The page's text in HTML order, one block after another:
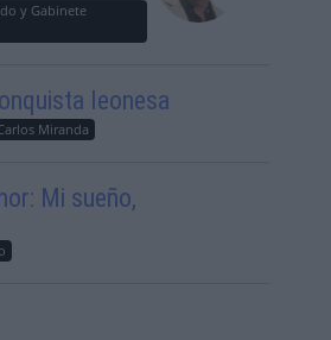
y Gabinete
leonesa
Miranda
Mi sueño,